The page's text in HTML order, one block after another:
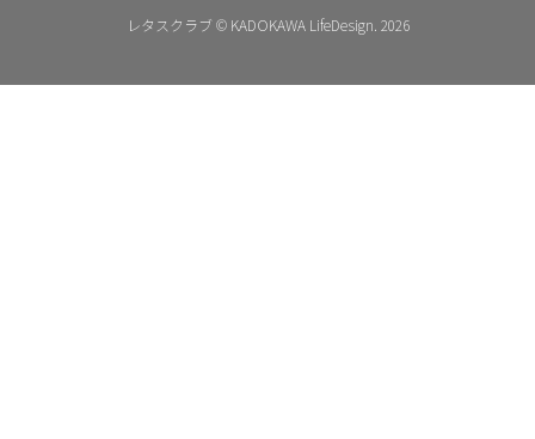
レタスクラブ © KADOKAWA LifeDesign. 2026